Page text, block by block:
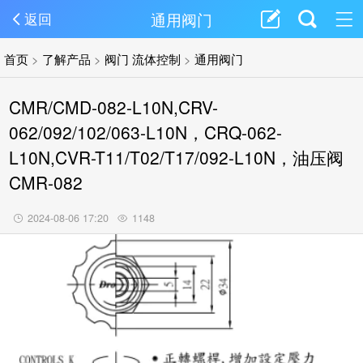
返回 通用阀门
首页 > 了解产品 > 阀门 流体控制 >通用阀门
CMR/CMD-082-L10N,CRV-
062/092/102/063-L10N，CRQ-062-
L10N,CVR-T11/T02/T17/092-L10N，油压阀
CMR-082
2024-08-06 17:20 1148